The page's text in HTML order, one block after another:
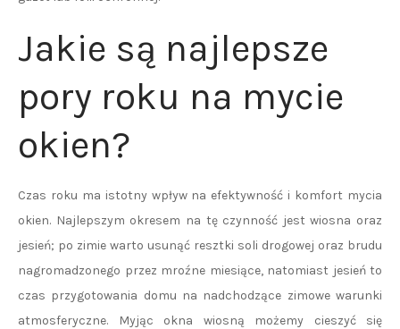
Jakie są najlepsze
pory roku na mycie
okien?
Czas roku ma istotny wpływ na efektywność i komfort mycia
okien. Najlepszym okresem na tę czynność jest wiosna oraz
jesień; po zimie warto usunąć resztki soli drogowej oraz brudu
nagromadzonego przez mroźne miesiące, natomiast jesień to
czas przygotowania domu na nadchodzące zimowe warunki
atmosferyczne. Myjąc okna wiosną możemy cieszyć się